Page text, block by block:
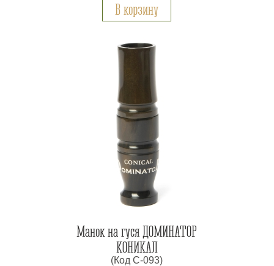
В корзину
Манок на гуся ДОМИНАТОР
КОНИКАЛ
(Код С-093)